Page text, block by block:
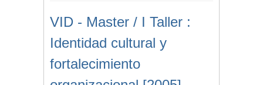
VID - Master / I Taller :
Identidad cultural y
fortalecimiento